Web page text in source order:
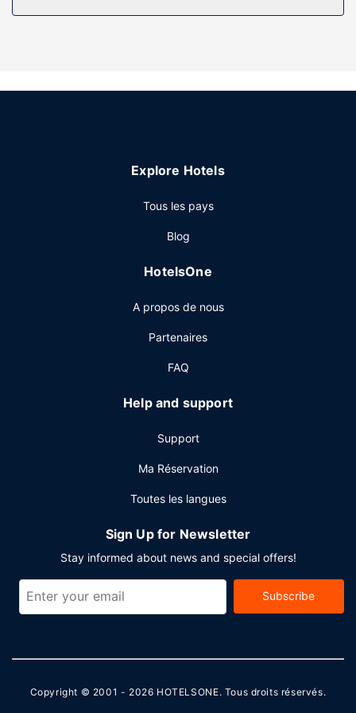
vous trouvez également l'accès Wi-Fi à Internet gratuit,
Pour combler tous vos petits creux, Hampton Inn Cape
fine. Un petit déjeuner buffet gratuit est servi tous les jours
Les équipements et services proposés incluent l'accès à
internet gratuit à Internet, un centre d'affaires et des
disponible dans l'enceinte de l'hébergement.
Explore Hotels
Tous les pays
Blog
HotelsOne
A propos de nous
Partenaires
FAQ
Help and support
Support
Ma Réservation
Toutes les langues
Sign Up for Newsletter
Stay informed about news and special offers!
Subscribe
Copyright © 2001 - 2026 HOTELSONE. Tous droits réservés.